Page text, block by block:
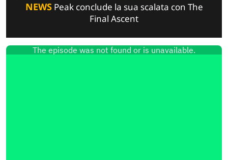
NEWSPeak conclude la sua scalata con The
Final Ascent